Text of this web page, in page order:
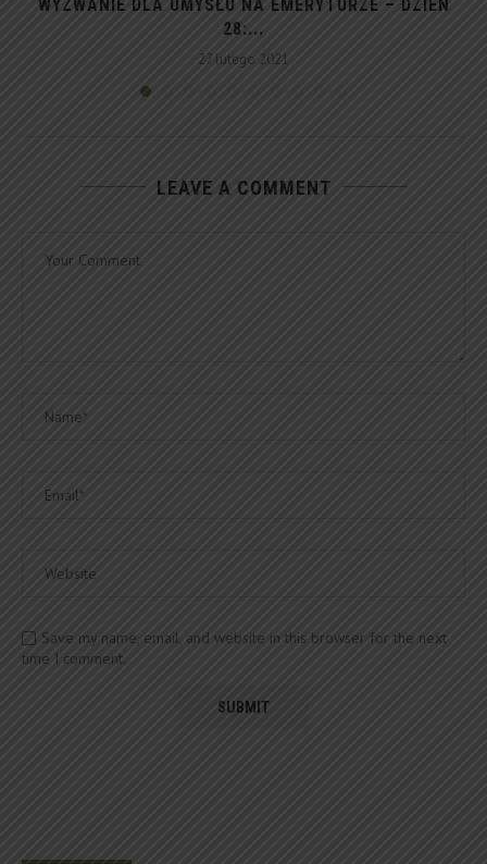
WYZWANIE DLA UMYSŁU NA EMERYTURZE – DZIEŃ
28:...
27 lutego 2021
LEAVE A COMMENT
Save my name, email, and website in this browser for the next
time I comment.